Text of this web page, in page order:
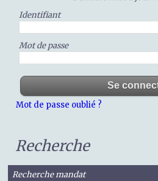
Identifiant
Mot de passe
Mot de passe oublié ?
Recherche
Recherche mandat